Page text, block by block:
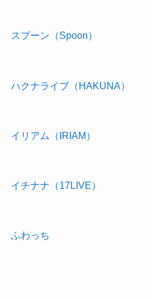
スプーン（Spoon）
ハクナライブ（HAKUNA）
イリアム（IRIAM）
イチナナ（17LIVE）
ふわっち